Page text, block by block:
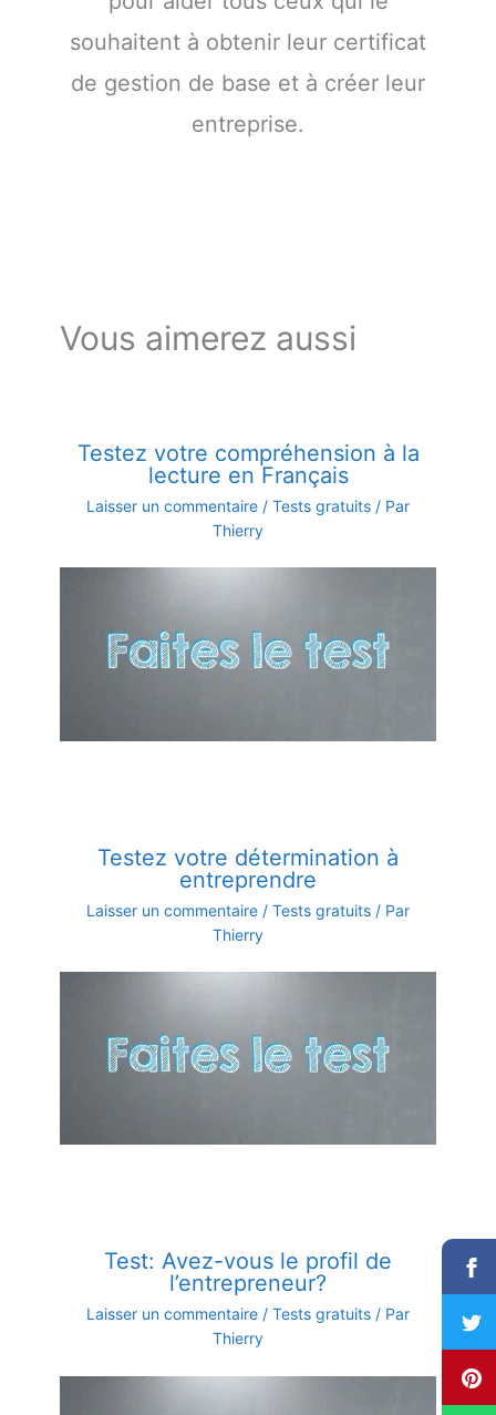
souhaitent à obtenir leur certificat
de gestion de base et à créer leur
entreprise.
Vous aimerez aussi
Testez votre compréhension à la
lecture en Français
Laisser un commentaire / Tests gratuits / Par
Thierry
Testez votre détermination à
entreprendre
Laisser un commentaire / Tests gratuits / Par
Thierry
Test: Avez-vous le profil de
l’entrepreneur?
Laisser un commentaire / Tests gratuits / Par
Thierry